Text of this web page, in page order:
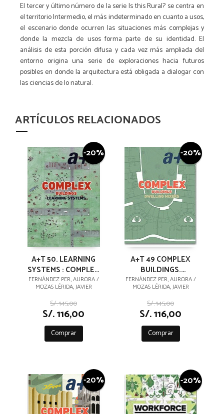
El tercer y último número de la serie Is this Rural? se centra en
el territorio Intermedio, el más indeterminado en cuanto a usos,
el escenario donde ocurren las situaciones más complejas y
donde la mezcla de usos forma parte de su identidad. El
análisis de esta porción difusa y cada vez más ampliada del
entorno origina una serie de exploraciones hacia futuros
posibles en donde la arquitectura está obligada a dialogar con
las ciencias de lo natural.
ARTÍCULOS RELACIONADOS
-20%
A+T 50. LEARNING
SYSTEMS : COMPLEX
BUILDINGS
FERNÁNDEZ PER, AURORA /
MOZAS LÉRIDA, JAVIER
S/. 145,00
S/. 116,00
Comprar
-20%
A+T 49 COMPLEX
BUILDINGS.
DWELLING MIXERS.
TRES GENERACIONES
DE VIVIENDA
COLECTIVA
FERNÁNDEZ PER, AURORA /
MOZAS LÉRIDA, JAVIER
S/. 145,00
S/. 116,00
Comprar
-20% -20%